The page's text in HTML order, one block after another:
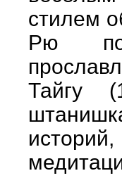
стилем
Рю
Тайгу